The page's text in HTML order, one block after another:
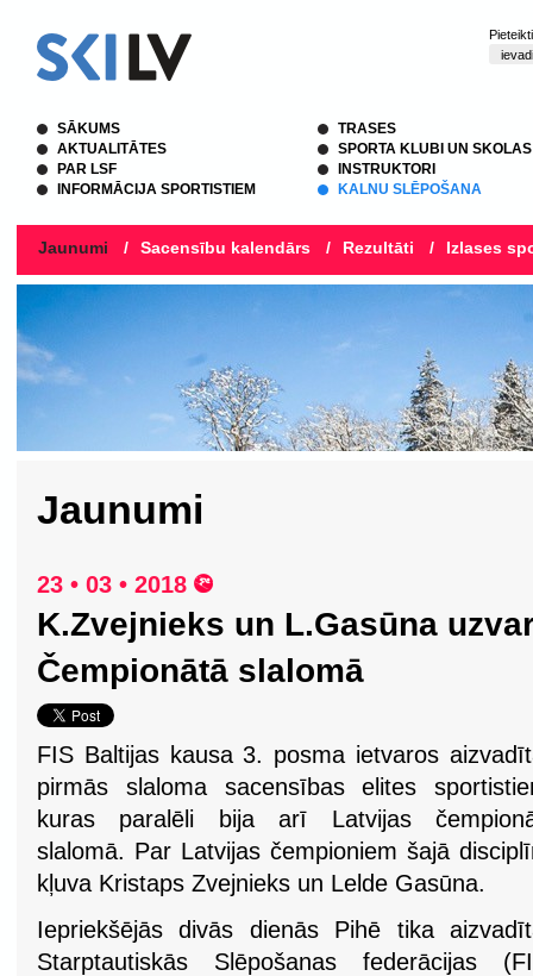
SĀKUMS
AKTUALITĀTES
PAR LSF
INFORMĀCIJA SPORTISTIEM
TRASES
SPORTA KLUBI UN SKOLAS
INSTRUKTORI
KALNU SLĒPOŠANA
Jaunumi / Sacensību kalendārs / Rezultāti / Izlases
Jaunumi
23 • 03 • 2018
K.Zvejnieks un L.Gasūna
Čempionātā slalomā
FIS Baltijas kausa 3. posma ietvaros
pirmās slaloma sacensības elites
kuras paralēli bija arī Latvijas
slalomā. Par Latvijas čempioniem šajā
kļuva Kristaps Zvejnieks un Lelde Gasūna.
Iepriekšējās divās dienās Pihē tika
Starptautiskās Slēpošanas federācijas